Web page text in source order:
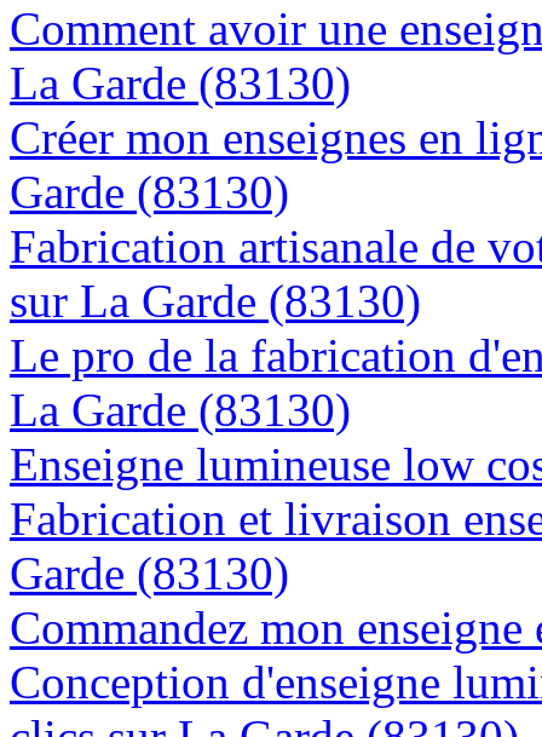
Comment avoir une
La Garde (83130)
Créer mon enseignes en
Garde (83130)
Fabrication artisanale de
sur La Garde (83130)
Le pro de la fabrication
La Garde (83130)
Enseigne lumineuse low
Fabrication et livraison
Garde (83130)
Commandez mon
Conception d'enseigne